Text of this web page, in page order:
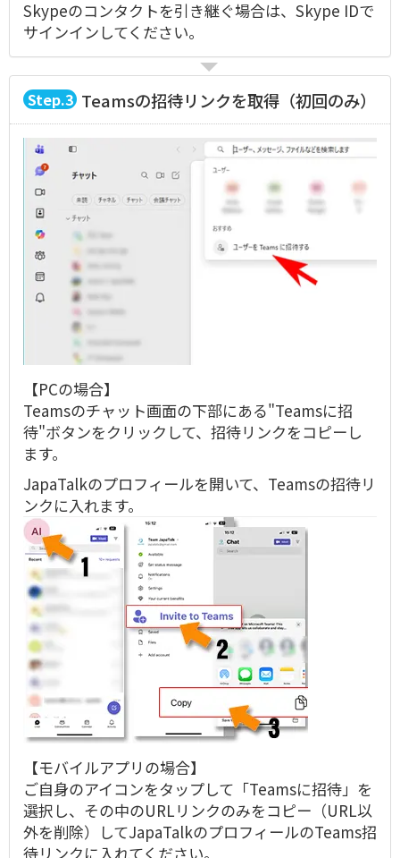
Skypeのコンタクトを引き継ぐ場合は、Skype IDで
サインインしてください。
3 Teamsの招待リンクを取得（初回のみ）
【PCの場合】
Teamsのチャット画面の下部にある"Teamsに招
待"ボタンをクリックして、招待リンクをコピーし
ます。
JapaTalkのプロフィールを開いて、Teamsの招待リ
ンクに入れます。
【モバイルアプリの場合】
ご自身のアイコンをタップして「Teamsに招待」を
選択し、その中のURLリンクのみをコピー（URL以
外を削除）してJapaTalkのプロフィールのTeams招
待リンクに入れてください。